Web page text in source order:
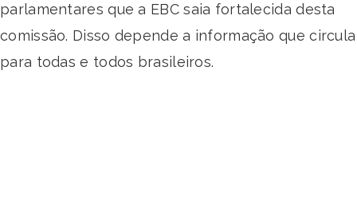
parlamentares que a EBC saia fortalecida desta
comissão. Disso depende a informação que circula
para todas e todos brasileiros.